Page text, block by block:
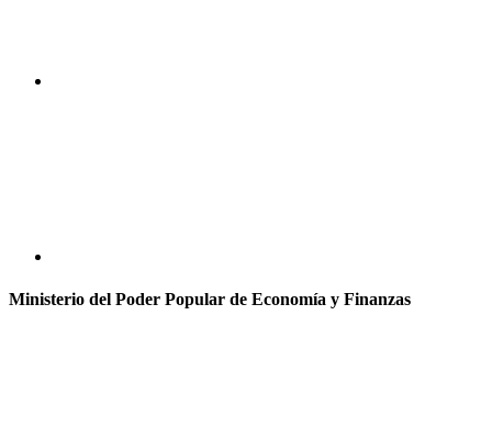
Ministerio del Poder Popular de Economía y Finanzas